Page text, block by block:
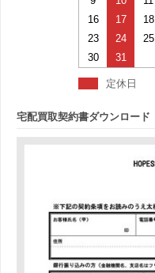
16
17 18
23
24 25
30
31
定休日
宅配買取契約書ダウンロード